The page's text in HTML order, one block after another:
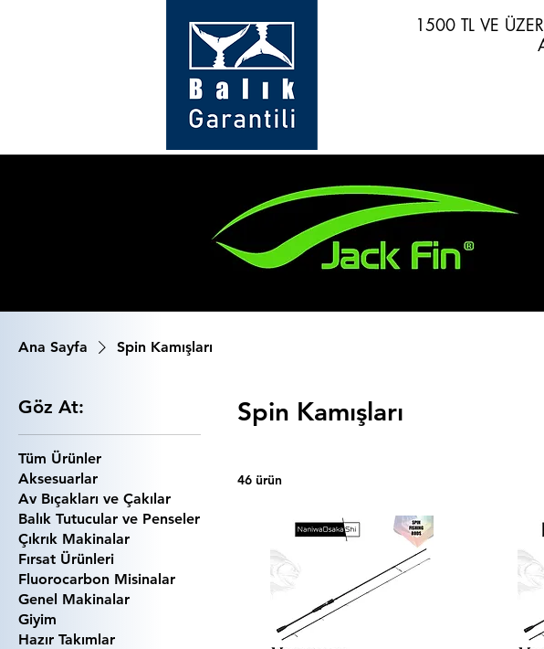
1500 TL VE
1500 TL VE
Ana Sayfa Spin Kamışları
Göz At:
Tüm Ürünler
Aksesuarlar
Av Bıçakları ve Çakılar
Balık Tutucular ve Penseler
Çıkrık Makinalar
Fırsat Ürünleri
Fluorocarbon Misinalar
Genel Makinalar
Giyim
Hazır Takımlar
Spin Kamışları
46 ürün